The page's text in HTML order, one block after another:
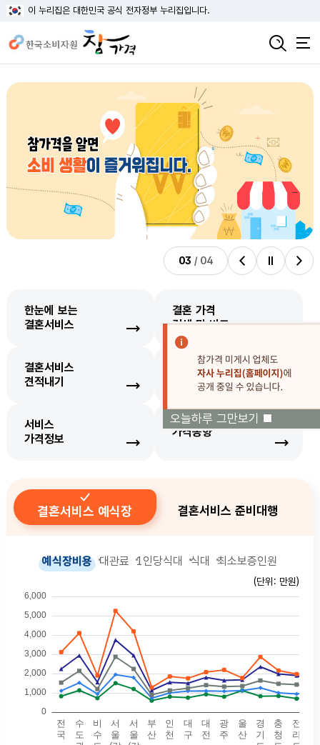
이 누리집은 대한민국 공식 전자정부 누리집입니다.
오늘하루 그만보기
03 / 04
한눈에 보는
결혼서비스
결혼 가격
검색 및 비교
결혼서비스
견적내기
생필품
가격정보
서비스
가격정보
가격동향
결혼서비스 예식장
예식장비용 대관료 1인당식대 식대 최소보증인원
(단위: 만원)
결혼서비스 준비대행